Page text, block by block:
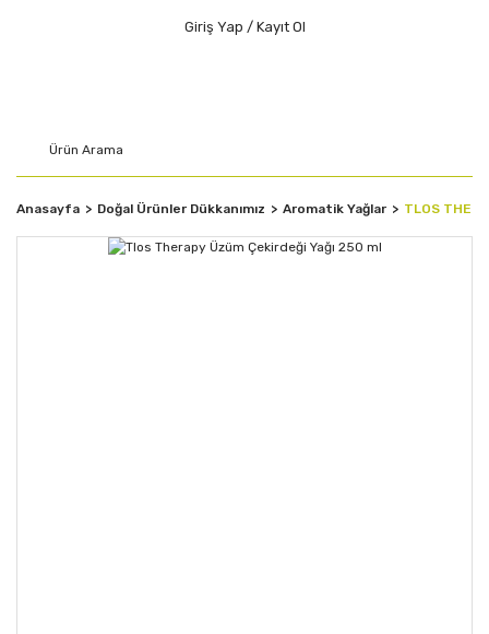
Giriş Yap / Kayıt Ol
Anasayfa Doğal Ürünler Dükkanımız Aromatik Yağlar TLOS